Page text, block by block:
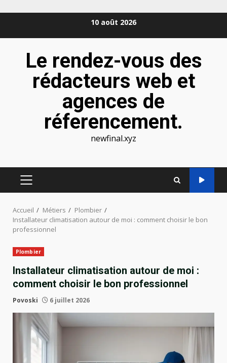
10 août 2026
Le rendez-vous des
rédacteurs web et
agences de
réferencement.
newfinal.xyz
MENU
Accueil Métiers
Plombier
Installateur climatisation autour de moi : comment choisir le bon
professionnel
Plombier
Installateur climatisation autour de moi :
comment choisir le bon professionnel
Povoski 6 juillet 2026